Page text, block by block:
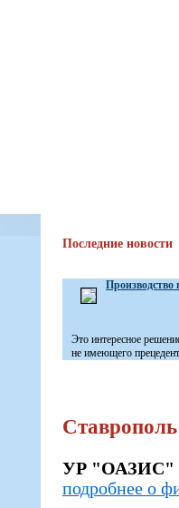
Последние новости
Производство
Это интересное
не имеющего
Ставрополь
УР "ОАЗИС"
подробнее о